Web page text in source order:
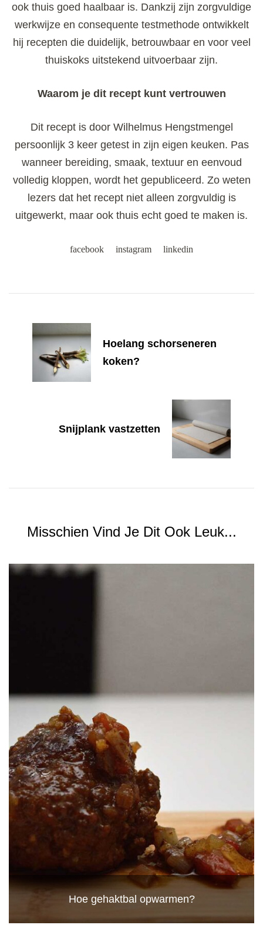
ook thuis goed haalbaar is. Dankzij zijn zorgvuldige
werkwijze en consequente testmethode ontwikkelt
hij recepten die duidelijk, betrouwbaar en voor veel
thuiskoks uitstekend uitvoerbaar zijn.
Waarom je dit recept kunt vertrouwen
Dit recept is door Wilhelmus Hengstmengel
persoonlijk 3 keer getest in zijn eigen keuken. Pas
wanneer bereiding, smaak, textuur en eenvoud
volledig kloppen, wordt het gepubliceerd. Zo weten
lezers dat het recept niet alleen zorgvuldig is
uitgewerkt, maar ook thuis echt goed te maken is.
facebook instagram linkedin
Navigation
Hoelang schorseneren
koken?
Snijplank vastzetten
Misschien Vind Je Dit Ook Leuk...
Hoe gehaktbal opwarmen?